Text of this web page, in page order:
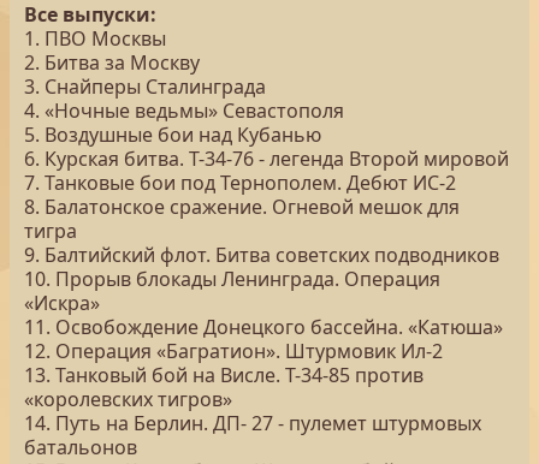
Все выпуски:
1. ПВО Москвы
2. Битва за Москву
3. Снайперы Сталинграда
4. «Ночные ведьмы» Севастополя
5. Воздушные бои над Кубанью
6. Курская битва. Т-34-76 - легенда Второй мировой
7. Танковые бои под Тернополем. Дебют ИС-2
8. Балатонское сражение. Огневой мешок для
тигра
9. Балтийский флот. Битва советских подводников
10. Прорыв блокады Ленинграда. Операция
«Искра»
11. Освобождение Донецкого бассейна. «Катюша»
12. Операция «Багратион». Штурмовик Ил-2
13. Танковый бой на Висле. Т-34-85 против
«королевских тигров»
14. Путь на Берлин. ДП- 27 - пулемет штурмовых
батальонов